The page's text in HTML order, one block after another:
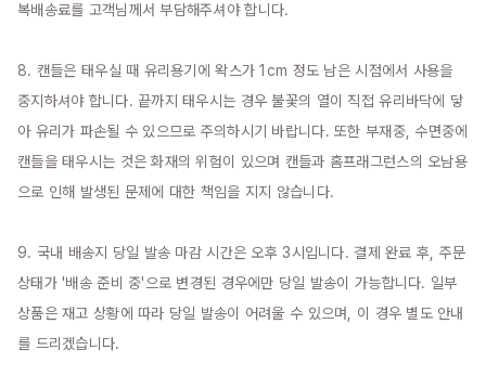
복배송료를 고객님께서 부담해주셔야 합니다.
8. 캔들은 태우실 때 유리용기에 왁스가 1cm 정도 남은 시점에서 사용을
중지하셔야 합니다. 끝까지 태우시는 경우 불꽃의 열이 직접 유리바닥에 닿
아 유리가 파손될 수 있으므로 주의하시기 바랍니다. 또한 부재중, 수면중에
캔들을 태우시는 것은 화재의 위험이 있으며 캔들과 홈프래그런스의 오남용
으로 인해 발생된 문제에 대한 책임을 지지 않습니다.
9. 국내 배송지 당일 발송 마감 시간은 오후 3시입니다. 결제 완료 후, 주문
상태가 '배송 준비 중'으로 변경된 경우에만 당일 발송이 가능합니다. 일부
상품은 재고 상황에 따라 당일 발송이 어려울 수 있으며, 이 경우 별도 안내
를 드리겠습니다.